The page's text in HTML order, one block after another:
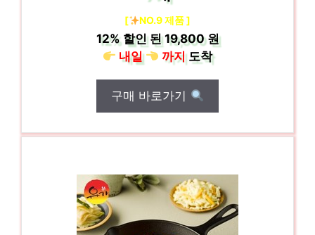
[ NO.9 제품 ]
12%할인 된19,800 원
내일
까지도착
구매 바로가기